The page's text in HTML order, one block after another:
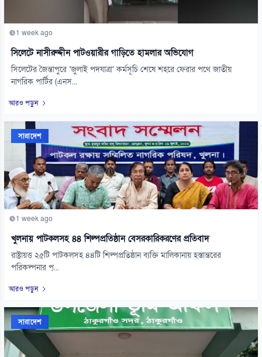
1 week ago
সিলেটে নাসীরুদ্দীন পাটওয়ারীর গাড়িতে হামলার অভিযোগ
সিলেটের জৈন্তাপুরে ‘জুলাই পদযাত্রা’ কর্মসূচি শেষে শহরে ফেরার পথে জাতীয়
নাগরিক পার্টির (এনস...
আরও পড়ুন
সারাদেশ
1 week ago
খুলনায় পাটকলসহ ৪৪ শিল্পপ্রতিষ্ঠান বেসরকারিকরণের প্রতিবাদ
রাষ্ট্রায়ত্ত ২৫টি পাটকলসহ ৪৪টি শিল্পপ্রতিষ্ঠান ব্যক্তি মালিকানায় হস্তান্তরের
পরিকল্পনার প্...
আরও পড়ুন
সারাদেশ